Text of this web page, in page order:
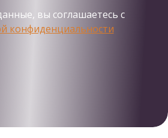
вы соглашаетесь с
конфиденциальности